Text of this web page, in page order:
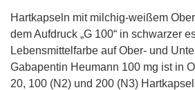
Hartkapseln mit milchig-weißem
dem Aufdruck „G 100“ in schwarzer
Lebensmittelfarbe auf Ober- und
Gabapentin Heumann 100 mg ist in
20, 100 (N2) und 200 (N3)